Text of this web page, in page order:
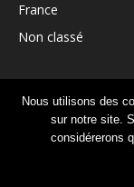
France
Non classé
Bénévolat
Politique de
©
Nous utilisons des
sur notre site.
considérerons